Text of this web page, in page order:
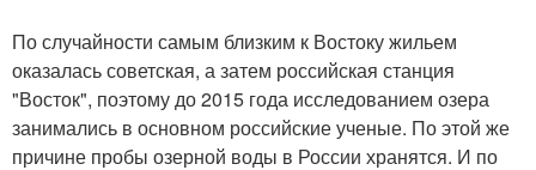
По случайности самым близким к Востоку жильем
оказалась советская, а затем российская станция
"Восток", поэтому до 2015 года исследованием озера
занимались в основном российские ученые. По этой же
причине пробы озерной воды в России хранятся. И по